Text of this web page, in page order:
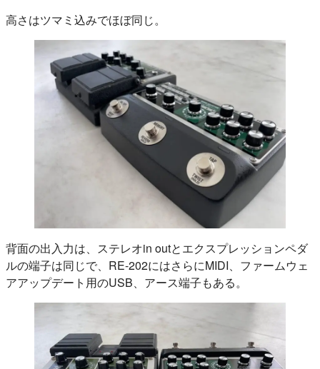
高さはツマミ込みでほぼ同じ。
背面の出入力は、ステレオin outとエクスプレッションペダ
ルの端子は同じで、RE-202にはさらにMIDI、ファームウェ
アアップデート用のUSB、アース端子もある。